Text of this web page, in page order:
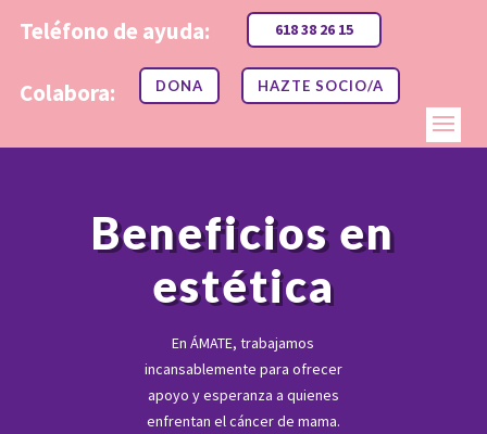
Teléfono de ayuda:
Colabora:
618 38 26 15
DONA HAZTE SOCIO/A
Beneficios en
estética
En ÁMATE, trabajamos
incansablemente para ofrecer
apoyo y esperanza a quienes
enfrentan el cáncer de mama.